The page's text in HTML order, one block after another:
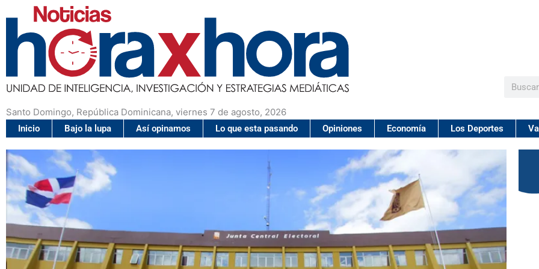
Santo Domingo, República Dominicana, viernes 7 de agosto, 2026
Buscar
Inicio Bajo la lupa Así opinamos Lo que esta pasando Opiniones Economía Los Deportes